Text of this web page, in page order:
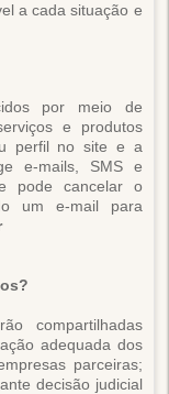
a cada situação e
por meio de
e produtos
perfil no site e a
e-mails, SMS e
pode cancelar o
um e-mail para
compartilhadas
adequada dos
parceiras;
decisão judicial